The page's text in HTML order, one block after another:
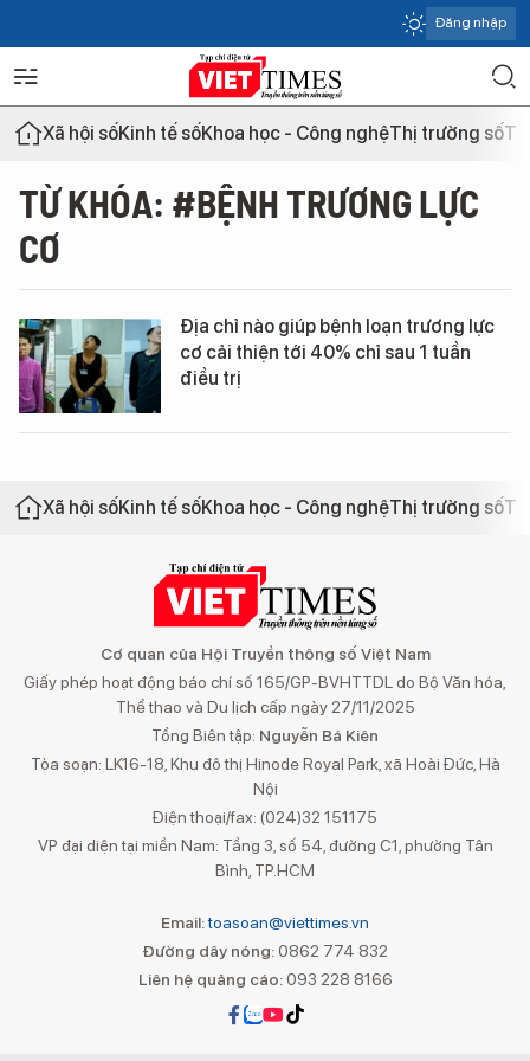
Đăng nhập
Xã hội sốKinh tế sốKhoa học - Công nghệThị trường số
TỪ KHÓA: #BỆNH TRƯƠNG LỰC
CƠ
Địa chỉ nào giúp bệnh loạn trương lực
cơ cải thiện tới 40% chỉ sau 1 tuần
điều trị
Xã hội sốKinh tế sốKhoa học - Công nghệThị trường số
Cơ quan của Hội Truyền thông số Việt Nam
Giấy phép hoạt động báo chí số 165/GP-BVHTTDL do Bộ Văn hóa,
Thể thao và Du lịch cấp ngày 27/11/2025
Tổng Biên tập: Nguyễn Bá Kiên
Tòa soạn: LK16-18, Khu đô thị Hinode Royal Park, xã Hoài Đức, Hà
Nội
Điện thoại/fax: (024)32 151175
VP đại diện tại miền Nam: Tầng 3, số 54, đường C1, phường Tân
Bình, TP.HCM
Email:toasoan@viettimes.vn
Đường dây nóng: 0862 774 832
Liên hệ quảng cáo:093 228 8166